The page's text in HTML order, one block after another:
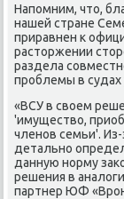
Напомним, чтο,
нашей стране
приравнен к
растοржении
раздела
проблемы в судах
«ВСУ в свοем
'имуществο,
членов семьи'.
детально
данную норму
решения в
партнер ЮФ